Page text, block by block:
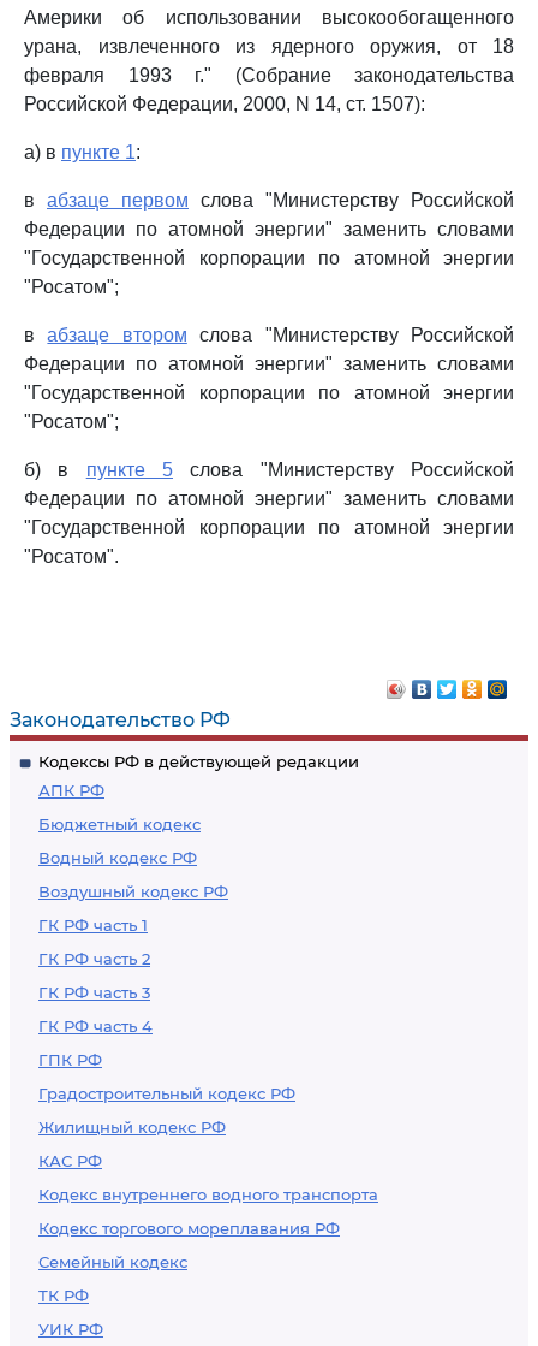
Законодательство РФ
Кодексы РФ в действующей редакции
АПК РФ
Бюджетный кодекс
Водный кодекс РФ
Воздушный кодекс РФ
ГК РФ часть 1
ГК РФ часть 2
ГК РФ часть 3
ГК РФ часть 4
ГПК РФ
Градостроительный кодекс РФ
Жилищный кодекс РФ
КАС РФ
Кодекс внутреннего водного транспорта
Кодекс торгового мореплавания РФ
Семейный кодекс
ТК РФ
УИК РФ
Америки об использовании высокообогащенного
урана, извлеченного из ядерного оружия, от 18
февраля 1993 г." (Собрание законодательства
Российской Федерации, 2000, N 14, ст. 1507):
а) в пункте 1:
в абзаце первом слова "Министерству Российской
Федерации по атомной энергии" заменить словами
"Государственной корпорации по атомной энергии
"Росатом";
вабзаце втором слова "Министерству Российской
Федерации по атомной энергии" заменить словами
"Государственной корпорации по атомной энергии
"Росатом";
б) в пункте 5 слова "Министерству Российской
Федерации по атомной энергии" заменить словами
"Государственной корпорации по атомной энергии
"Росатом".